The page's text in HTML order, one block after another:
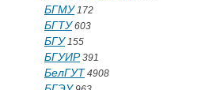
БГМУ172
БГТУ603
БГУ155
БГУИР391
БелГУТ 4908